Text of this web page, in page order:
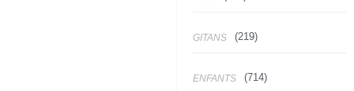
GITANS (219)
ENFANTS (714)